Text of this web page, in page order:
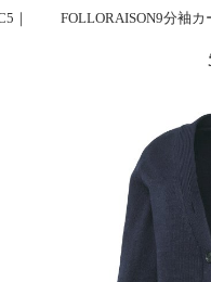
｜
FOLLORAISON9分袖